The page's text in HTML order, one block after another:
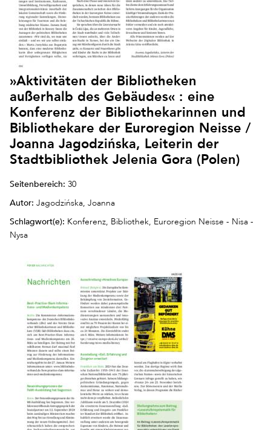
»Aktivitäten der Bibliotheken
außerhalb des Gebäudes« : eine
Konferenz der Bibliothekarinnen und
Bibliothekare der Euroregion Neisse /
Joanna Jagodzińska, Leiterin der
Stadtbibliothek Jelenia Gora (Polen)
Seitenbereich: 30
Autor: Jagodzińska, Joanna
Schlagwort(e): Konferenz, Bibliothek, Euroregion Neisse - Nisa -
Nysa